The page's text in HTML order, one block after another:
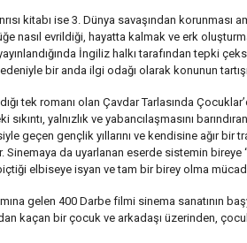
kitabı ise 3. Dünya savaşından korunması
nasıl evrildiği, hayatta kalmak ve erk
İngiliz halkı tarafından tepki
bir anda ilgi odağı olarak konunun
tek romanı olan Çavdar Tarlasında
yalnızlık ve yabancılaşmasını
geçen gençlik yıllarını ve kendisine ağır bir
Sinemaya da uyarlanan eserde sistemin
elbiseye isyan ve tam bir birey olma
gelen 400 Darbe filmi sinema sanatının
kaçan bir çocuk ve arkadaşı üzerinden,